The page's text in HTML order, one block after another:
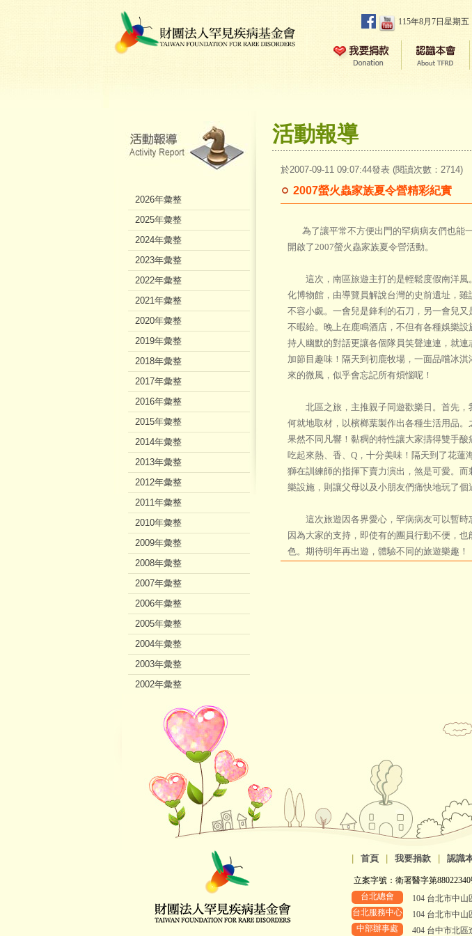
115年8月7日星期五
活動報導
於2007-09-11 09:07:44發表 (閱讀次數：2714)
2007螢火蟲家族夏令營精彩紀實
為了讓平常不方便出門的罕病病友們也能
開啟了2007螢火蟲家族夏令營活動。
這次，南區旅遊主打的是輕鬆度假南洋風
化博物館，由導覽員解說台灣的史前遺址，
不容小覷。一會兒是鋒利的石刀，另一會兒又
不暇給。晚上在鹿鳴酒店，不但有各種娛樂
持人幽默的對話更讓各個隊員笑聲連連，就
加節目趣味！隔天到初鹿牧場，一面品嚐冰
來的微風，似乎會忘記所有煩惱呢！
北區之旅，主推親子同遊歡樂日。首先，
何就地取材，以檳榔葉製作出各種生活用品
果然不同凡響！黏稠的特性讓大家擣得雙手
吃起來熱、香、Q，十分美味！隔天到了花蓮
獅在訓練師的指揮下賣力演出，煞是可愛。
樂設施，則讓父母以及小朋友們痛快地玩了個
這次旅遊因各界愛心，罕病病友可以暫時
因為大家的支持，即使有的團員行動不便，
色。期待明年再出遊，體驗不同的旅遊樂趣！
2026年彙整
2025年彙整
2024年彙整
2023年彙整
2022年彙整
2021年彙整
2020年彙整
2019年彙整
2018年彙整
2017年彙整
2016年彙整
2015年彙整
2014年彙整
2013年彙整
2012年彙整
2011年彙整
2010年彙整
2009年彙整
2008年彙整
2007年彙整
2006年彙整
2005年彙整
2004年彙整
2003年彙整
2002年彙整
首頁 我要捐款 認識
立案字號：衛署醫字第
台北總會
104 台北市中山
台北服務中心
104 台北市中山
中部辦事處
404 台中市北區